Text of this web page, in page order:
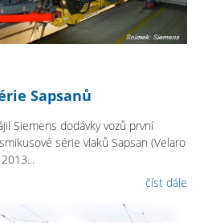
Sapsanů
Siemens dodávky vozů první
série vlaků Sapsan (Velaro
číst dále